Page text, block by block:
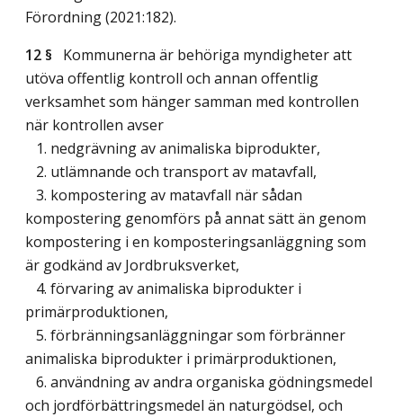
Förordning (2021:182).
12 § Kommunerna är behöriga myndigheter att
utöva offentlig kontroll och annan offentlig
verksamhet som hänger samman med kontrollen
när kontrollen avser
1. nedgrävning av animaliska biprodukter,
2. utlämnande och transport av matavfall,
3. kompostering av matavfall när sådan
kompostering genomförs på annat sätt än genom
kompostering i en komposteringsanläggning som
är godkänd av Jordbruksverket,
4. förvaring av animaliska biprodukter i
primärproduktionen,
5. förbränningsanläggningar som förbränner
animaliska biprodukter i primärproduktionen,
6. användning av andra organiska gödningsmedel
och jordförbättringsmedel än naturgödsel, och